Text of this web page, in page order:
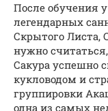
После обучения
легендарных
Скрытого Листа,
нужно
Сакура успешно
кукловодом и
группировки
одна из самых